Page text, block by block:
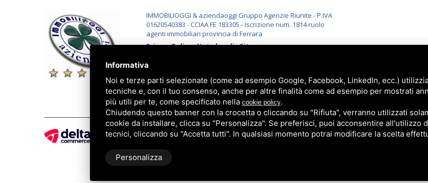
IMMOBILIOGGI & aziendaoggi Gruppo Agenzie Riunite - P.IVA
01620540383 - CCIAA FE 183305 - Iscrizione num. 1814 ruolo
agenti immobiliari provincia di Ferrara
Privacy Policy-Note legali-Sitemap
Informativa
Noi e terze parti selezionate (come ad esempio Google, Facebook, LinkedIn, ecc.)
tecniche e, con il tuo consenso, anche per altre finalità come ad esempio per mostrati
più utili per te, come specificato nella cookie policy.
Chiudendo questo banner con la crocetta o cliccando su "Rifiuta", verranno utilizzati
cookie da installare, clicca su "Personalizza". Se preferisci, puoi acconsentire all'utilizzo
tecnici, cliccando su "Accetta tutti". In qualsiasi momento potrai modificare la scelta
Personalizza